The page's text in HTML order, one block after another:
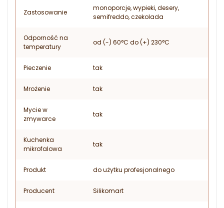
Zastosowanie
monoporcje, wypieki, desery,
semifreddo, czekolada
Odporność na
temperatury
od (-) 60°C do (+) 230°C
Pieczenie tak
Mrożenie tak
Mycie w
zmywarce
tak
Kuchenka
mikrofalowa
tak
Produkt do użytku profesjonalnego
Producent Silikomart